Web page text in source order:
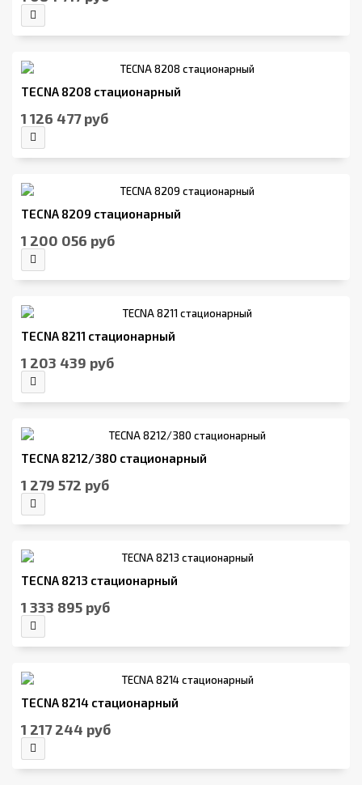
TECNA 8208 стационарный
1 126 477 руб
TECNA 8209 стационарный
1 200 056 руб
TECNA 8211 стационарный
1 203 439 руб
TECNA 8212/380 стационарный
1 279 572 руб
TECNA 8213 стационарный
1 333 895 руб
TECNA 8214 стационарный
1 217 244 руб